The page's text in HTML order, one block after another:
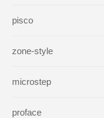
pisco
zone-style
microstep
proface